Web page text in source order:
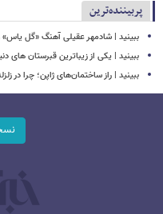
پربیننده‌ترین
ببینید | شادمهر عقیلی آهنگ «گل یاس» را پس از ۲۸ سال
ببینید | یکی از زیباترین قبرستان های
ببینید | راز ساختمان‌های ژاپن؛ چرا در